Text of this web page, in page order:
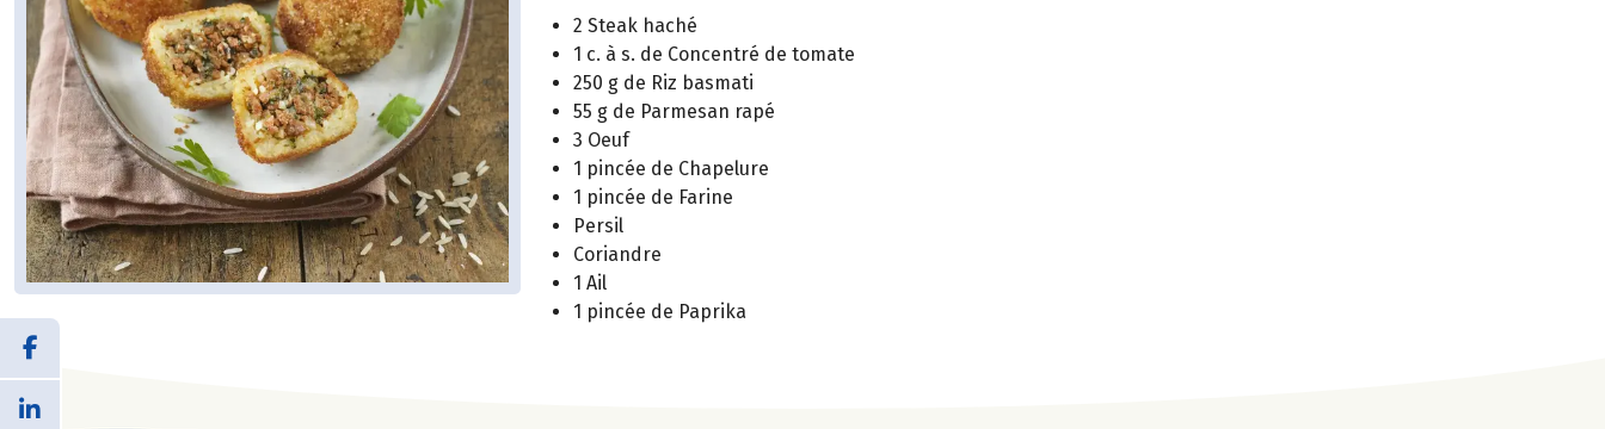
2 Steak haché
1 c. à s. de Concentré de tomate
250 g de Riz basmati
55 g de Parmesan rapé
3 Oeuf
1 pincée de Chapelure
1 pincée de Farine
Persil
Coriandre
1 Ail
1 pincée de Paprika